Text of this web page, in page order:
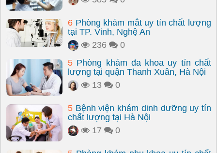
6 Phòng khám mắt uy tín chất lượng
tại TP. Vinh, Nghệ An
236
0
5 Phòng khám đa khoa uy tín chất
lượng tại quận Thanh Xuân, Hà Nội
13
0
5 Bệnh viện khám dinh dưỡng uy tín
chất lượng tại Hà Nội
17
0